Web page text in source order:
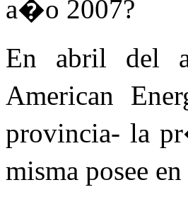
a�o 2007?
En abril del
American
provincia- la
misma posee